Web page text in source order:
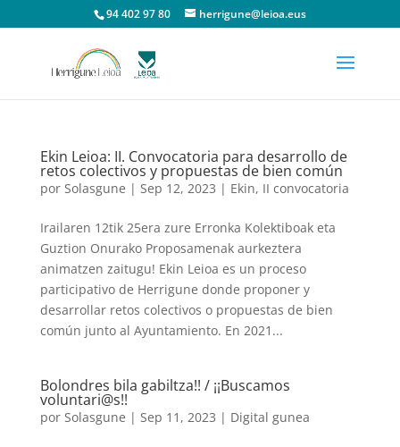
94 402 97 80 herrigune@leioa.eus
Ekin Leioa: II. Convocatoria para desarrollo de
retos colectivos y propuestas de bien común
por Solasgune | Sep 12, 2023 | Ekin, II convocatoria
Irailaren 12tik 25era zure Erronka Kolektiboak eta
Guztion Onurako Proposamenak aurkeztera
animatzen zaitugu! Ekin Leioa es un proceso
participativo de Herrigune donde proponer y
desarrollar retos colectivos o propuestas de bien
común junto al Ayuntamiento. En 2021...
Bolondres bila gabiltza!! / ¡¡Buscamos
voluntari@s!!
por Solasgune | Sep 11, 2023 | Digital gunea